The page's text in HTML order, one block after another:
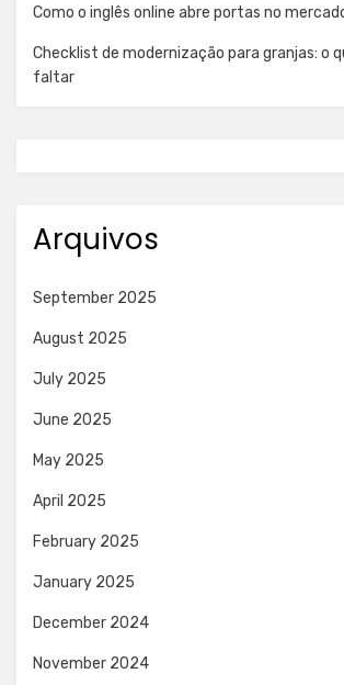
Como o inglês online abre portas no
Checklist de modernização para granjas: o
faltar
Arquivos
September 2025
August 2025
July 2025
June 2025
May 2025
April 2025
February 2025
January 2025
December 2024
November 2024